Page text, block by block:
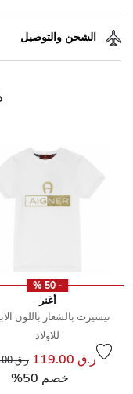
الشحن والتوصيل
- 50 %
أغنر
تيشيرت بالشعار باللون
للاولاد
ر.ق 119.00 سعر
ر.ق 237.00
خصم 50%